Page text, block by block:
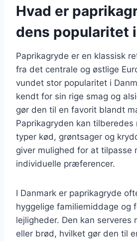
Hvad er
dens popularitet
Paprikagryde er en klassisk
fra det centrale og østlige
vundet stor popularitet i
kendt for sin rige smag og
gør den til en favorit blandt
Paprikagryden kan tilberedes
typer kød, grøntsager og
giver mulighed for at tilpasse
individuelle præferencer.
I Danmark er paprikagryde
hyggelige familiemiddage og
lejligheder. Den kan serveres
eller brød, hvilket gør den til